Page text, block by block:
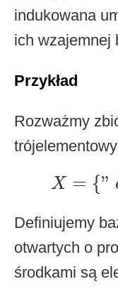
indukowana
ich wzajemnej
Przykład
Rozważmy
X = {"
X=
Definiujemy
otwartych o
środkami są